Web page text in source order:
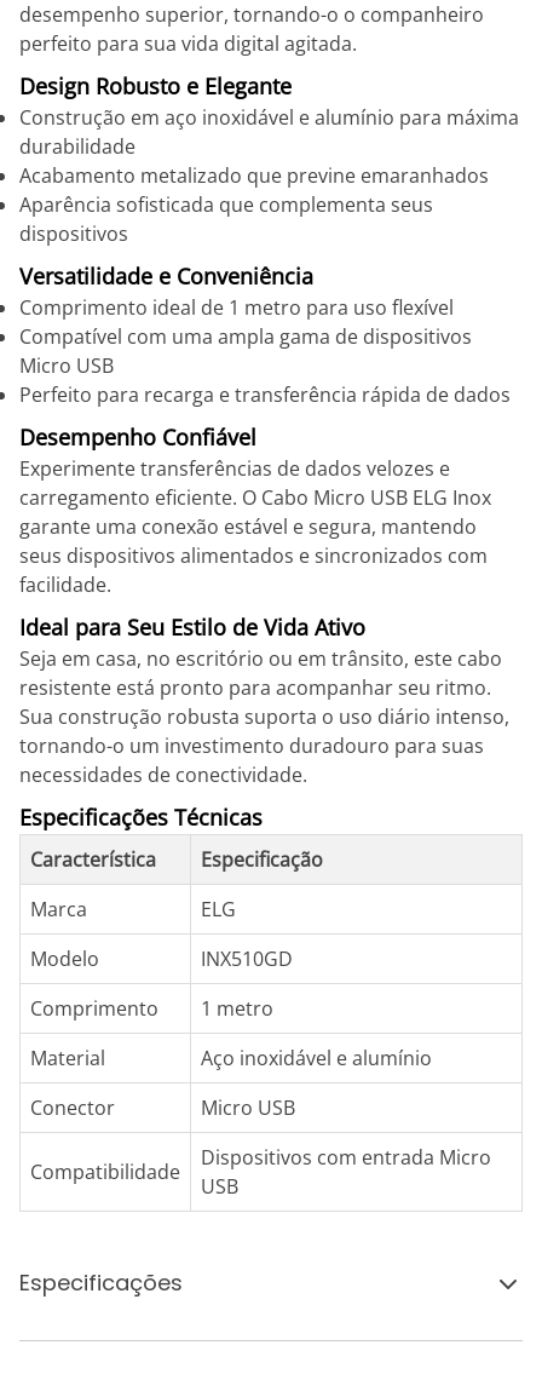
desempenho superior, tornando-o o companheiro
perfeito para sua vida digital agitada.
Design Robusto e Elegante
Construção em aço inoxidável e alumínio para máxima
durabilidade
Acabamento metalizado que previne emaranhados
Aparência sofisticada que complementa seus
dispositivos
Versatilidade e Conveniência
Comprimento ideal de 1 metro para uso flexível
Compatível com uma ampla gama de dispositivos
Micro USB
Perfeito para recarga e transferência rápida de dados
Desempenho Confiável
Experimente transferências de dados velozes e
carregamento eficiente. O Cabo Micro USB ELG Inox
garante uma conexão estável e segura, mantendo
seus dispositivos alimentados e sincronizados com
facilidade.
Ideal para Seu Estilo de Vida Ativo
Seja em casa, no escritório ou em trânsito, este cabo
resistente está pronto para acompanhar seu ritmo.
Sua construção robusta suporta o uso diário intenso,
tornando-o um investimento duradouro para suas
necessidades de conectividade.
Especificações Técnicas
Característica
Especificação
Marca
ELG
Modelo
INX510GD
Comprimento
1 metro
Material
Aço inoxidável e alumínio
Conector
Micro USB
Compatibilidade
Dispositivos com entrada Micro
USB
Especificações